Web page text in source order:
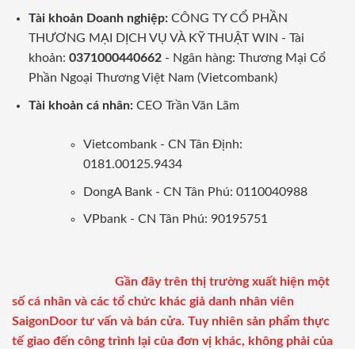
Tài khoản Doanh nghiệp:CÔNG TY CỔ PHẦN
THƯƠNG MẠI DỊCH VỤ VÀ KỸ THUẬT WIN - Tài
khoản: 0371000440662- Ngân hàng: Thương Mại Cổ
Phần Ngoại Thương Việt Nam (Vietcombank)
Tài khoản cá nhân: CEO Trần Văn Lãm
Vietcombank - CN Tân Định:
0181.00125.9434
DongA Bank - CN Tân Phú: 0110040988
VPbank - CN Tân Phú: 90195751
Gần đây trên thị trường xuất hiện một
số cá nhân và các tổ chức khác giả danh nhân viên
SaigonDoor tư vấn và bán cửa. Tuy nhiên sản phẩm thực
tế giao đến công trình lại của đơn vị khác, không phải của